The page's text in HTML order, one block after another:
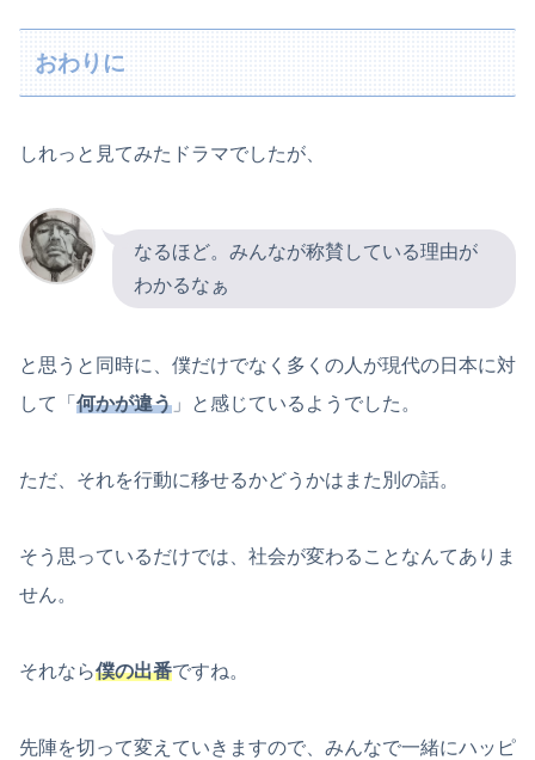
おわりに
しれっと見てみたドラマでしたが、
なるほど。みんなが称賛している理由が
わかるなぁ
と思うと同時に、僕だけでなく多くの人が現代の日本に対
して「 何かが違う 」と感じているようでした。
ただ、それを行動に移せるかどうかはまた別の話。
そう思っているだけでは、社会が変わることなんてありま
せん。
それなら僕の出番ですね。
先陣を切って変えていきますので、みんなで一緒にハッピ